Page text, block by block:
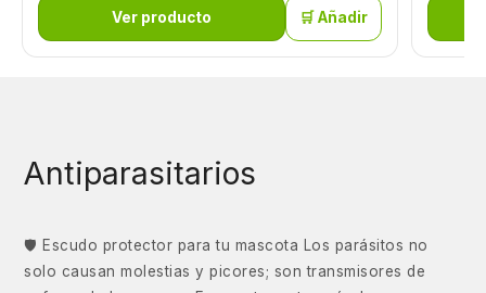
Ver producto 🛒 Añadir
Antiparasitarios
🛡️ Escudo protector para tu mascota Los parásitos no
solo causan molestias y picores; son transmisores de